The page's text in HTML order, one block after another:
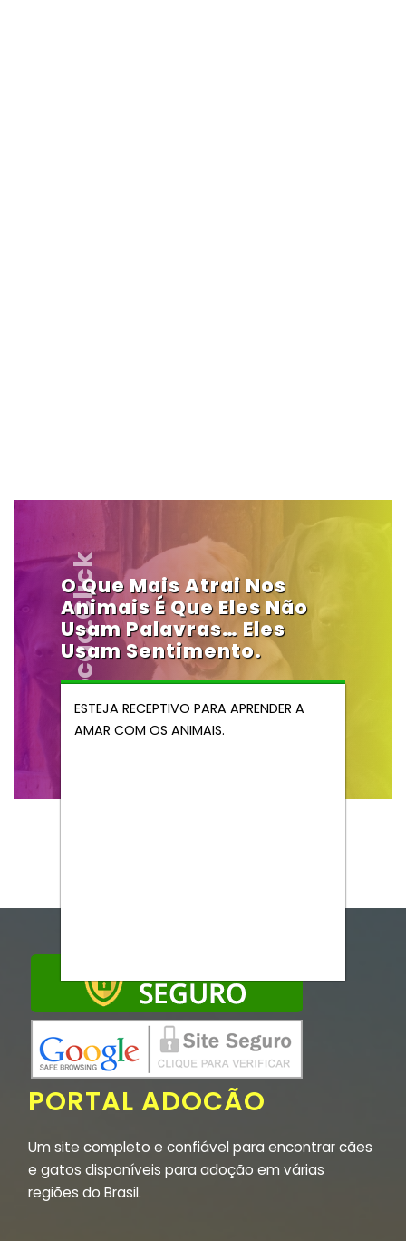
Vendocao.click
O Que Mais Atrai Nos
Animais É Que Eles Não
Usam Palavras… Eles
Usam Sentimento.
ESTEJA RECEPTIVO PARA APRENDER A
AMAR COM OS ANIMAIS.
PORTAL ADOCÃO
Um site completo e confiável para encontrar cães
e gatos disponíveis para adoção em várias
regiões do Brasil.